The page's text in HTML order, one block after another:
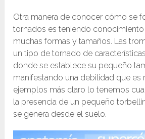
Otra manera de conocer cómo se
tornados es teniendo
muchas formas y tamaños. Las
un tipo de tornado de
donde se establece su pequeño
manifestando una debilidad que es
ejemplos más claro lo tenemos
la presencia de un pequeño
se genera desde el suelo.